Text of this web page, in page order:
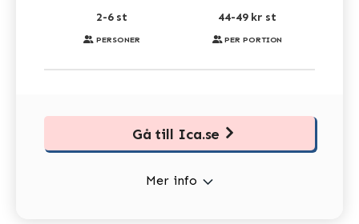
PERSONER
2-6 st
PER PORTION
44-49 kr st
Mer info
Gå till Ica.se